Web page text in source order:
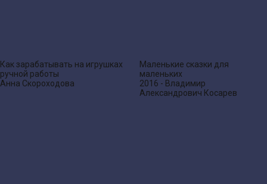
Как зарабатывать на игрушках
ручной работы
Анна Скороходова
Маленькие сказки для
маленьких
2016 - Владимир
Александрович Косарев